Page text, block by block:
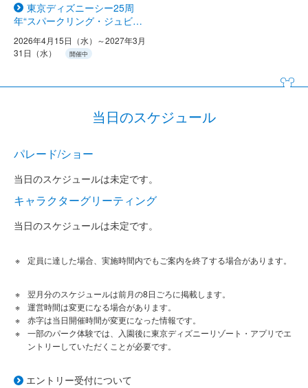
東京ディズニーシー25周
年“スパークリング・ジュビリ
2026年4月15日（水）～2027年3月
31日（水）
開催中
当日のスケジュール
パレード/ショー
当日のスケジュールは未定です。
キャラクターグリーティング
当日のスケジュールは未定です。
定員に達した場合、実施時間内でもご案内を終了する場合があります。
翌月分のスケジュールは前月の8日ごろに掲載します。
運営時間は変更になる場合があります。
赤字は当日開催時間が変更になった情報です。
一部のパーク体験では、入園後に東京ディズニーリゾート・アプリでエ
ントリーしていただくことが必要です。
エントリー受付について